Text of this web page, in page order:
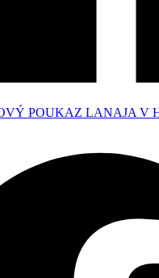
POUKAZ LANAJA V